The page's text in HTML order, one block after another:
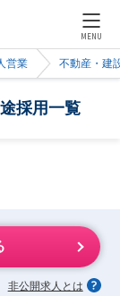
MENU
営業 不動産・建
採用一覧
非公開求人とは